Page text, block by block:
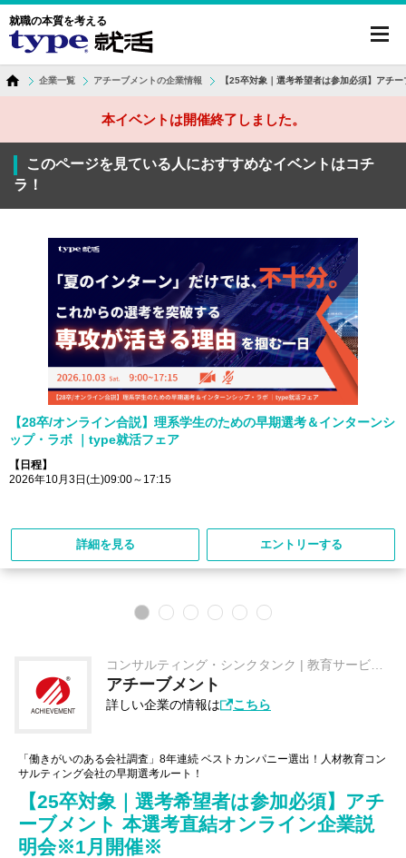
就職の本質を考える
企業一覧 アチーブメントの企業情報 【25卒対象｜選考希望者は参加必須】アチ
本イベントは開催終了しました。
このページを見ている人におすすめなイベントはコチ
ラ！
【28卒/オンライン合説】理系学生のための早期選考＆インターンシ
ップ・ラボ ｜type就活フェア
【日程】
2026年10月3日(土)09:00～17:15
詳細を見る エントリーする
コンサルティング・シンクタンク | 教育サービス |
人材
アチーブメント
詳しい企業の情報は こちら
「働きがいのある会社調査」8年連続 ベストカンパニー選出！人材教育コン
サルティング会社の早期選考ルート！
【25卒対象｜選考希望者は参加必須】アチ
ーブメント 本選考直結オンライン企業説
明会※1月開催※